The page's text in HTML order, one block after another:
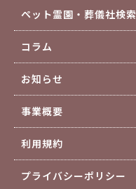
ペット霊園・葬儀社検索
コラム
お知らせ
事業概要
利用規約
プライバシーポリシー